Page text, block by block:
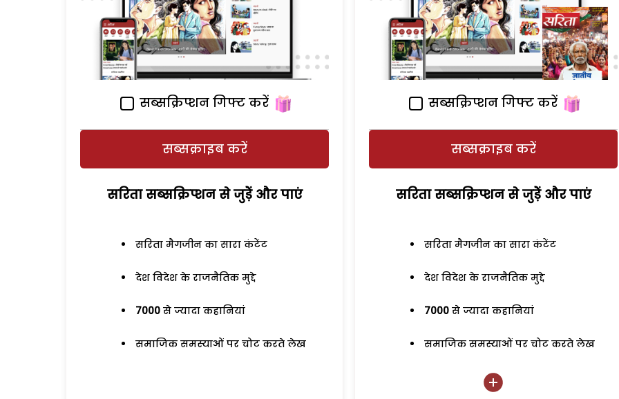
सब्सक्रिप्शन गिफ्ट करें
सब्सक्राइब करें
सरिता सब्सक्रिप्शन से जुड़ेें और पाएं
सरिता मैगजीन का सारा कंटेंट
देश विदेश के राजनैतिक मुद्दे
7000 से ज्यादा कहानियां
समाजिक समस्याओं पर चोट करते लेख
सब्सक्रिप्शन गिफ्ट करें
सब्सक्राइब करें
सरिता सब्सक्रिप्शन से जुड़ेें और पाएं
सरिता मैगजीन का सारा कंटेंट
देश विदेश के राजनैतिक मुद्दे
7000 से ज्यादा कहानियां
समाजिक समस्याओं पर चोट करते लेख